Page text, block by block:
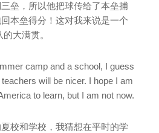
垒，所以他把球传给了本垒捕
本垒得分！这对我来说是一个
大满贯。
camp and a school, I guess
will be nicer. I hope I am
to learn, but I am not now.
校和学校，我猜想在平时的学